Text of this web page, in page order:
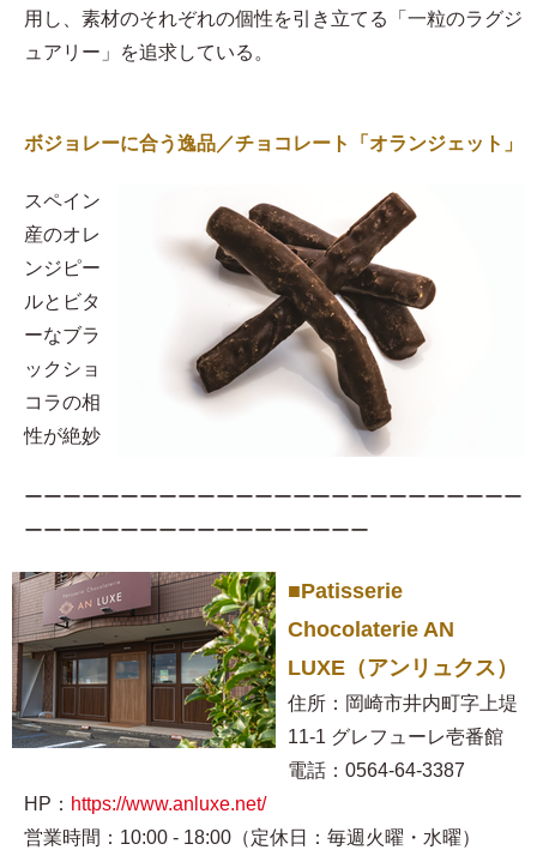
用し、素材のそれぞれの個性を引き立てる「一粒のラグジ
ュアリー」を追求している。
ボジョレーに合う逸品／チョコレート「オランジェット」
スペイン
産のオレ
ンジピー
ルとビタ
ーなブラ
ックショ
コラの相
性が絶妙
ーーーーーーーーーーーーーーーーーーーーーーーーーー
ーーーーーーーーーーーーーーーーーー
■Patisserie
Chocolaterie AN
LUXE（アンリュクス）
住所：岡崎市井内町字上堤
11-1 グレフューレ壱番館
電話：0564-64-3387
HP： https://www.anluxe.net/
営業時間：10:00 - 18:00（定休日：毎週火曜・水曜）